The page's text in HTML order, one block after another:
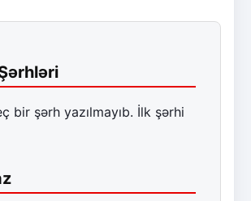
bir şərh yazılmayıb. İlk şərhi